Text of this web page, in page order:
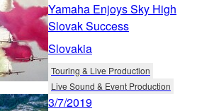
Yamaha Enjoys Sky High
Slovak Success
Slovakia
Touring & Live Production
Live Sound & Event Production
3/7/2019